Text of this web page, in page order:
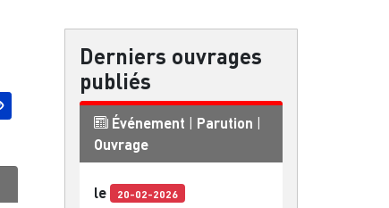
Derniers ouvrages
publiés
Événement | Parution |
Ouvrage
le 20-02-2026